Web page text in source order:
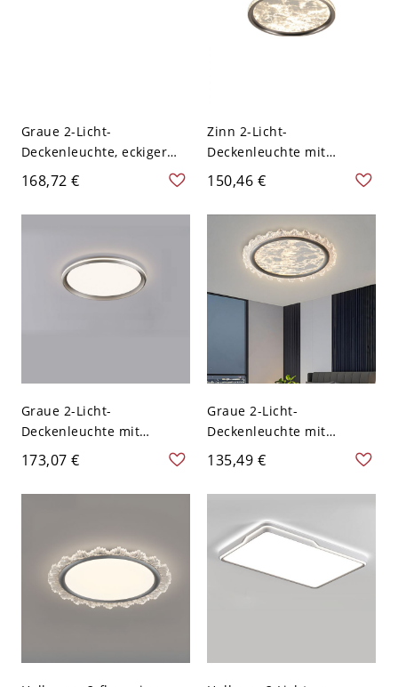
Graue 2-Licht-
Deckenleuchte, eckiger
Plexiglasschirm, Metall-
LED-Oberflächenmontage,
110V-120V, Dreistufig
dimmbar), 16"
168,72 €
Zinn 2-Licht-
Deckenleuchte mit
transluzentem Kristall,
eckige Form, Plexiglas-
Schirm, Aluminium-LED,
110V-120V, Dreigang
(Warm-/Weiß-/Neutrallicht
dimmbar), 16"
150,46 €
Graue 2-Licht-
Deckenleuchte mit
winkeligem Plexiglas-
Metall-LED-Leuchtkörper,
Oberflächenmontage,
(Warm-/Weiß-/Neutrallicht
dimmbar)
173,07 €
Graue 2-Licht-
Deckenleuchte mit
eckigem Plexiglasschirm,
Metall-LED-Leuchte,
Oberflächenmontage,
(Warm-/Weiß-/Neutrallicht
dimmbar), 16"
135,49 €